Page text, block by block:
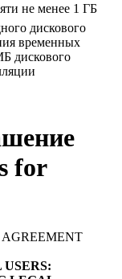
не менее 1 ГБ
дискового
временных
дискового
for